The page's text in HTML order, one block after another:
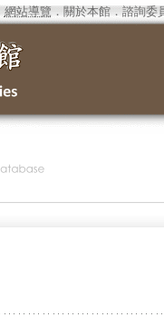
網站導覽 ． 關於本館． 諮詢委